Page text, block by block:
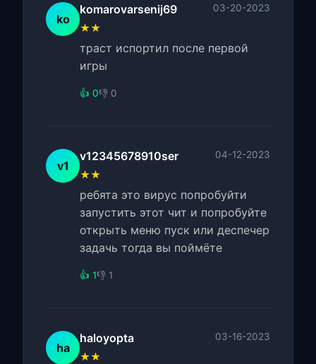
ko
komarovarsenij69 03-20-2023
★★
траст испортил после первой
игры
👍 0👎 0
v1
v12345678910ser 04-12-2023
★★
ребята это вирус попробуйти
запустить этот чит и попробуйте
открыть меню пуск или деспечер
задачь тогда вы поймёте
👍 1👎 1
ha
haloyopta 03-16-2023
★★